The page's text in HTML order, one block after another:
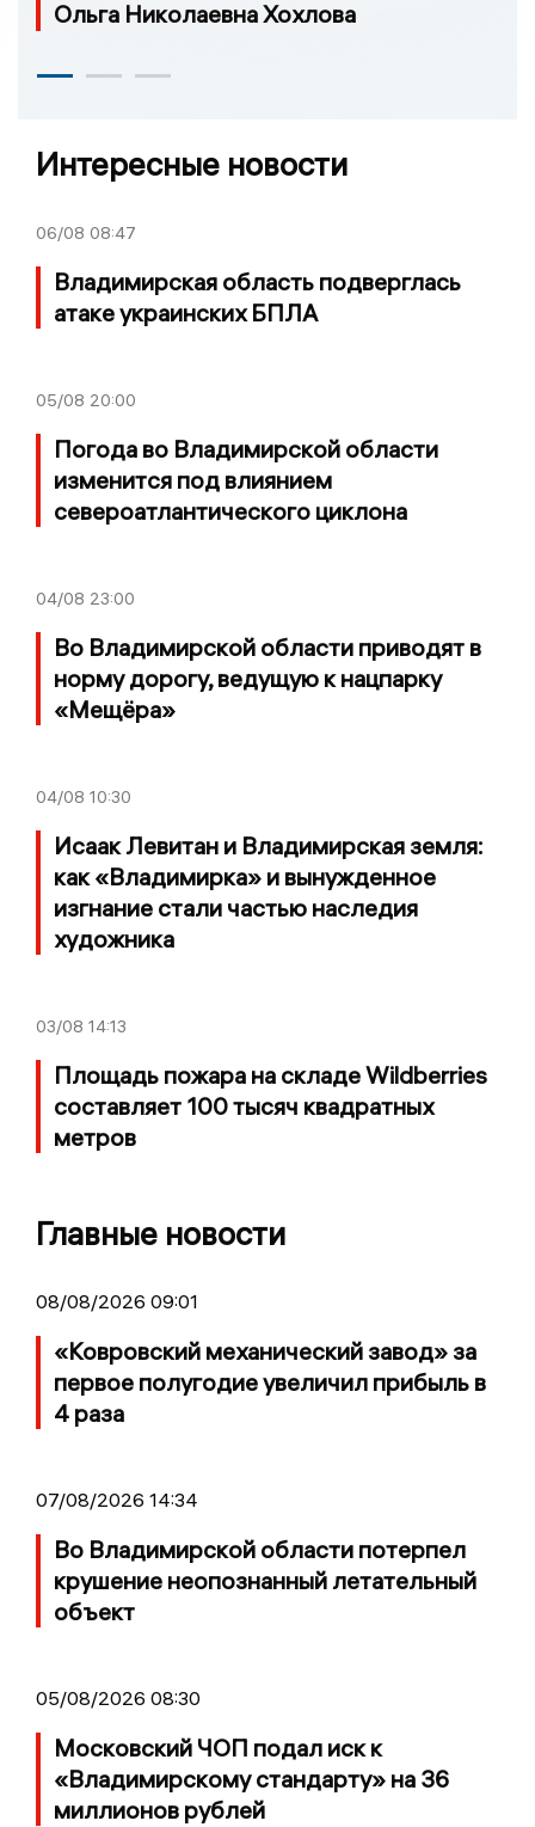
Ольга Николаевна Хохлова
Интересные новости
06/08 08:47
Владимирская область подверглась
атаке украинских БПЛА
05/08 20:00
Погода во Владимирской области
изменится под влиянием
североатлантического циклона
04/08 23:00
Во Владимирской области приводят в
норму дорогу, ведущую к нацпарку
«Мещёра»
04/08 10:30
Исаак Левитан и Владимирская земля:
как «Владимирка» и вынужденное
изгнание стали частью наследия
художника
03/08 14:13
Площадь пожара на складе Wildberries
составляет 100 тысяч квадратных
метров
Главные новости
08/08/2026 09:01
«Ковровский механический завод» за
первое полугодие увеличил прибыль в
4 раза
07/08/2026 14:34
Во Владимирской области потерпел
крушение неопознанный летательный
объект
05/08/2026 08:30
Московский ЧОП подал иск к
«Владимирскому стандарту» на 36
миллионов рублей